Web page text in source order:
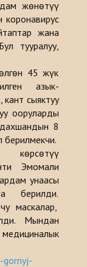
анализи
жөнөтүү
коронавирус
жана
тууралуу,
45 жүк
азык-
кант сыяктуу
ооруларды
8
көрсөтүү
Эмомали
унаасы
берилди.
маскалар,
Мындан